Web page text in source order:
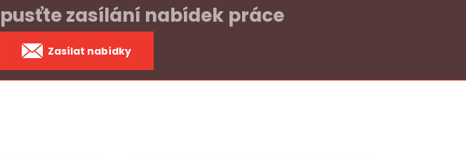
zasílání nabídek práce
Zasílat nabídky